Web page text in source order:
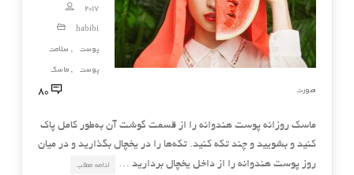
2017
habibi
پوست
, سلامت
پوست
, ماسک
صورت
80
ماسك روزانه پوست هندوانه را از قسمت گوشت آن به‌طور كامل پاك
كنيد و بشوييد و چند تكه كنيد. تكه‌ها را در يخچال بگذاريد و در ميان
روز پوست هندوانه را از داخل يخچال برداريد …
ادامه مطلب